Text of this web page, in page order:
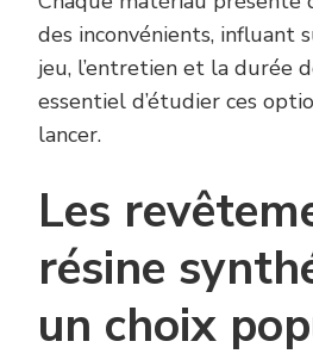
des inconvénients, influant
jeu, l’entretien et la durée
essentiel d’étudier ces
lancer.
Les
résine
un choix